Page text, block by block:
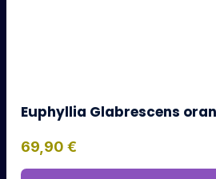
Euphyllia Glabrescens
69,90 €